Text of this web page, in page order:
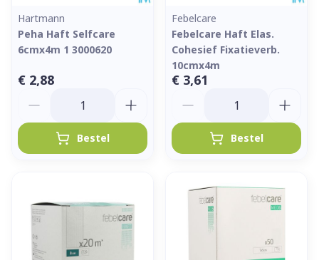
Hartmann
Peha Haft Selfcare
6cmx4m 1 3000620
€ 2,88
Bestel
Febelcare
Febelcare Haft Elas.
Cohesief Fixatieverb.
10cmx4m
€ 3,61
Bestel